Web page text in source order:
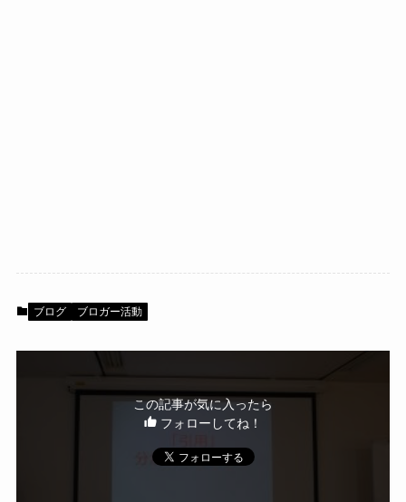
ブログ ブロガー活動
この記事が気に入ったら
フォローしてね！